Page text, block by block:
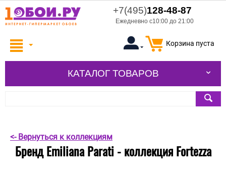
+7(495)128-48-87
Ежедневно с10:00 до 21:00
Корзина пуста
КАТАЛОГ ТОВАРОВ
<- Вернуться к коллекциям
Бренд Emiliana Parati - коллекция Fortezza